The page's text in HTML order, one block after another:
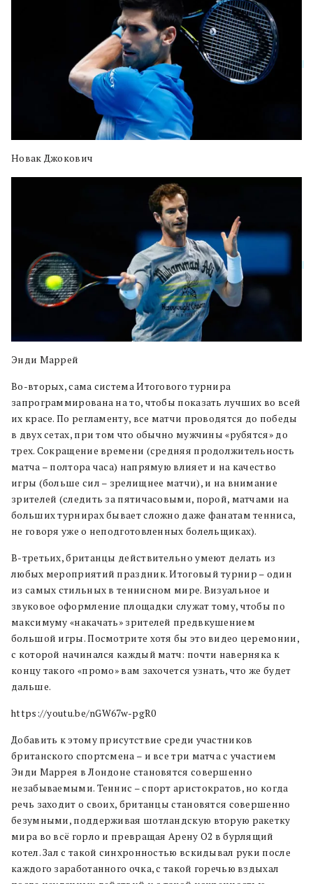
Новак Джокович
Энди Маррей
Во-вторых, сама система Итогового турнира
запрограммирована на то, чтобы показать лучших во всей
их красе. По регламенту, все матчи проводятся до победы
в двух сетах, при том что обычно мужчины «рубятся» до
трех. Сокращение времени (средняя продолжительность
матча – полтора часа) напрямую влияет и на качество
игры (больше сил – зрелищнее матчи), и на внимание
зрителей (следить за пятичасовыми, порой, матчами на
больших турнирах бывает сложно даже фанатам тенниса,
не говоря уже о неподготовленных болельщиках).
В-третьих, британцы действительно умеют делать из
любых мероприятий праздник. Итоговый турнир – один
из самых стильных в теннисном мире. Визуальное и
звуковое оформление площадки служат тому, чтобы по
максимуму «накачать» зрителей предвкушением
большой игры. Посмотрите хотя бы это видео церемонии,
с которой начинался каждый матч: почти наверняка к
концу такого «промо» вам захочется узнать, что же будет
дальше.
https://youtu.be/nGW67w-pgR0
Добавить к этому присутствие среди участников
британского спортсмена – и все три матча с участием
Энди Маррея в Лондоне становятся совершенно
незабываемыми. Теннис – спорт аристократов, но когда
речь заходит о своих, британцы становятся совершенно
безумными, поддерживая шотландскую вторую ракетку
мира во всё горло и превращая Арену О2 в бурлящий
котел. Зал с такой синхронностью вскидывал руки после
каждого заработанного очка, с такой горечью вздыхал